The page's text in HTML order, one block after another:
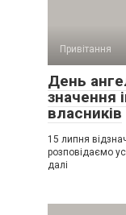
Привітання
День
значення
власників
15 липня
розповідаємо
далі